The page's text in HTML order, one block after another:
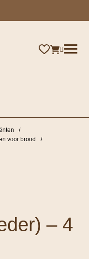
/
voor brood
/
– 4